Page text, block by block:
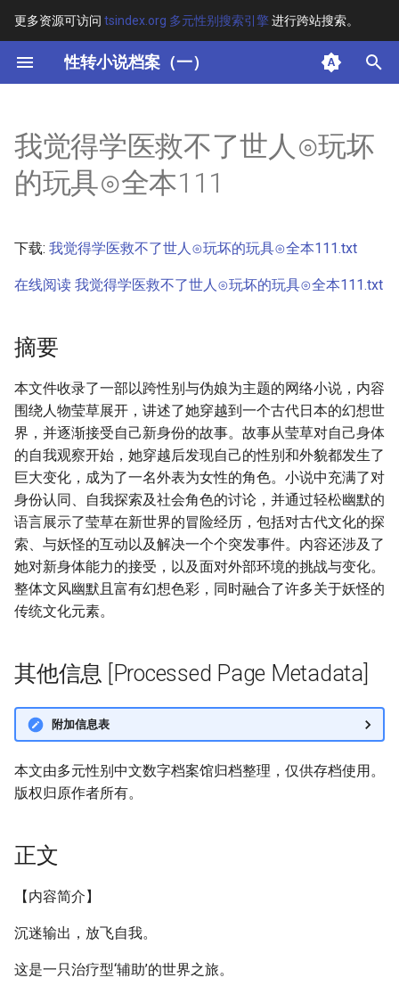
更多资源可访问 tsindex.org 多元性别搜索引擎进行跨站搜索。
性转小说档案（一）
键
开
始
索
其他信息 [Processed Page
Metadata]
我觉得学医救不了世人⊙玩坏
的玩具⊙全本111
下载: 我觉得学医救不了世人⊙玩坏的玩具⊙全本111.txt
在线阅读 我觉得学医救不了世人⊙玩坏的玩具⊙全本111.txt
摘要
本文件收录了一部以跨性别与伪娘为主题的网络小说，内容
围绕人物莹草展开，讲述了她穿越到一个古代日本的幻想世
界，并逐渐接受自己新身份的故事。故事从莹草对自己身体
的自我观察开始，她穿越后发现自己的性别和外貌都发生了
巨大变化，成为了一名外表为女性的角色。小说中充满了对
身份认同、自我探索及社会角色的讨论，并通过轻松幽默的
语言展示了莹草在新世界的冒险经历，包括对古代文化的探
索、与妖怪的互动以及解决一个个突发事件。内容还涉及了
她对新身体能力的接受，以及面对外部环境的挑战与变化。
整体文风幽默且富有幻想色彩，同时融合了许多关于妖怪的
传统文化元素。
其他信息 [Processed Page Metadata]
附加信息表
本文由多元性别中文数字档案馆归档整理，仅供存档使用。
版权归原作者所有。
正文
【内容简介】
沉迷输出，放飞自我。
这是一只治疗型‘辅助’的世界之旅。